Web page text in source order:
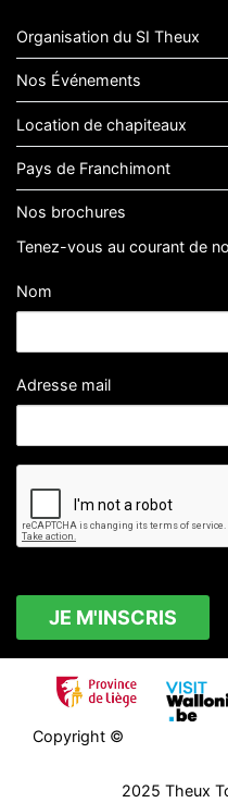
Organisation du SI Theux
Nos Événements
Location de chapiteaux
Pays de Franchimont
Nos brochures
Tenez-vous au courant de
Nom
Adresse mail
Copyright ©
2025 Theux